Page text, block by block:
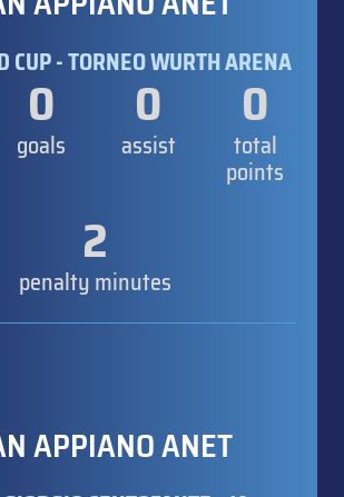
CUP - TORNEO WURTH ARENA
0
goals
0
assist
0
total
points
2
penalty minutes
APPIANO ANET